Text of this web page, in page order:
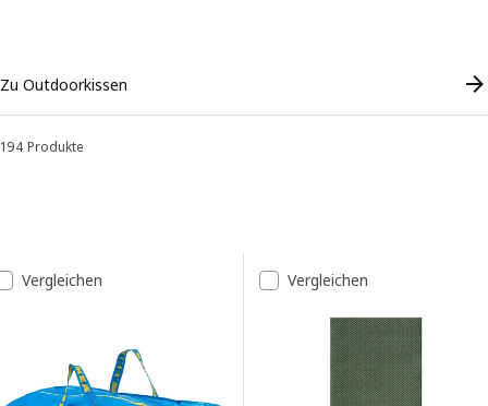
Zu Outdoorkissen
Sortieren und Filtern
194 Produkte
Liste der Ergebnisse
Vergleichen Vergleichen